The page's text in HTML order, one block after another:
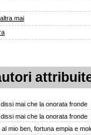
mai
mai che la onorata fronde
mai che la onorata fronde
mio ben, fortuna empia e